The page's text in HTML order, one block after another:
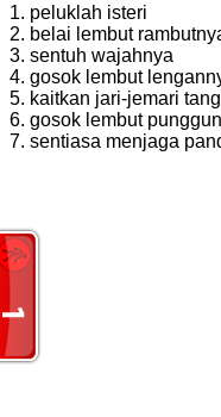
1. peluklah isteri
2. belai lembut
3. sentuh wajahnya
4. gosok lembut
5. kaitkan jari-jemari
6. gosok lembut
7. sentiasa menjaga